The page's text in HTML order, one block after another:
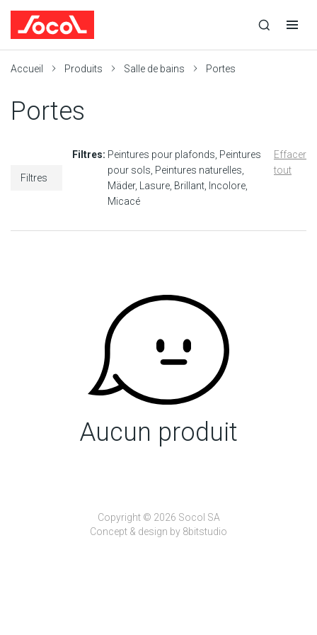
recherche
recherche
navigation
Accueil Produits Salle de bains Portes
Portes
Filtres
Filtres: Peintures pour plafonds Peintures
pour sols Peintures naturelles
Mäder
Lasure Brillant
Incolore
Micacé
Effacer
tout
Aucun produit
Copyright © 2026 Socol SA
Concept & design by 8bitstudio